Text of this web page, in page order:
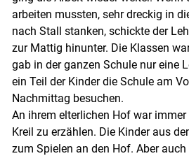
arbeiten mussten, sehr dreckig in
nach Stall stanken, schickte der
zur Mattig hi­nunter. Die Klassen
gab in der ganzen Schule nur eine
ein Teil der Kinder die Schule am
Nachmittag besuchen.
An ihrem elterlichen Hof war
Kreil zu erzählen. Die Kinder aus
zum Spielen an den Hof. Aber